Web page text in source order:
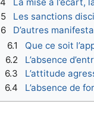
5
Les sanctions
6
D’autres
6.1
Que ce soit
6.2
L’absence
6.3
L’attitude
6.4
L’absence de